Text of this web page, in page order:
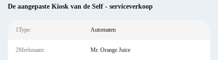
De aangepaste Kiosk van de Self - serviceverkoop
1Type: Automaten
2Merknaam: Mr. Orange Juice